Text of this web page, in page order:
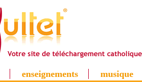
enseignements musique